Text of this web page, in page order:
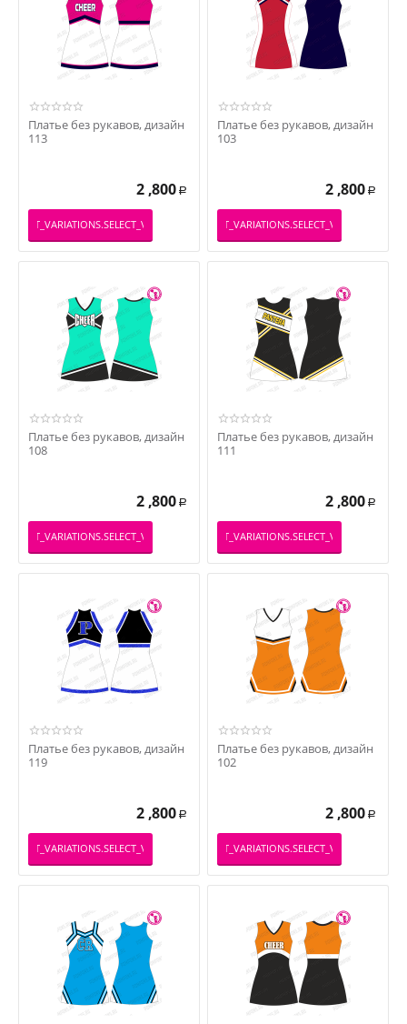
Платье без рукавов, дизайн
113
2 ,800 Р
Платье без рукавов, дизайн
103
2 ,800 Р
_PRODUCT_VARIATIONS.SELECT_VARIATION
Платье без рукавов, дизайн
108
2 ,800 Р
Платье без рукавов, дизайн
111
2 ,800 Р
_PRODUCT_VARIATIONS.SELECT_VARIATION
Платье без рукавов, дизайн
119
2 ,800 Р
Платье без рукавов, дизайн
102
2 ,800 Р
_PRODUCT_VARIATIONS.SELECT_VARIATION